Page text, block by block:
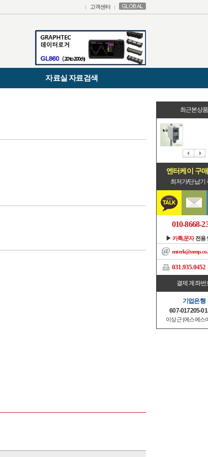
고객센터
자료실 자료검색
최근본상품
엔터케이 구
최저가/단납기
010-8668-
▶ 카톡,문자전용
031.935.0452
결제 계좌번
기업은행
607-017205-
이상근 (에스에스